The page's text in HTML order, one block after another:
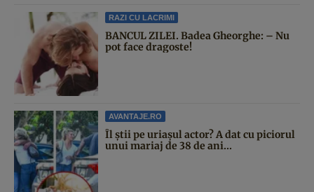
RAZI CU LACRIMI
BANCUL ZILEI. Badea Gheorghe: – Nu
pot face dragoste!
AVANTAJE.RO
Îl știi pe uriașul actor? A dat cu piciorul
unui mariaj de 38 de ani...